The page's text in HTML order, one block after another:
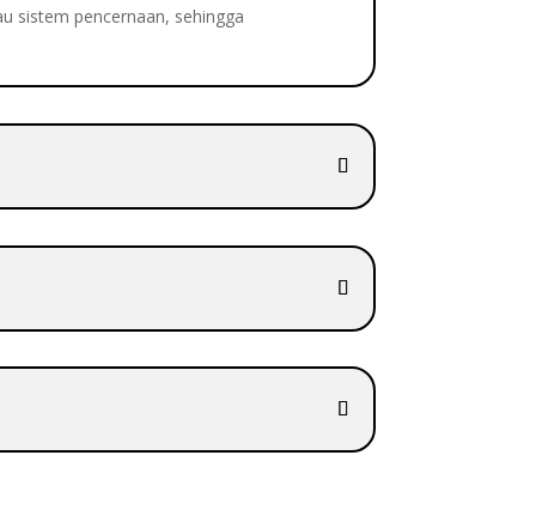
sistem pencernaan, sehingga